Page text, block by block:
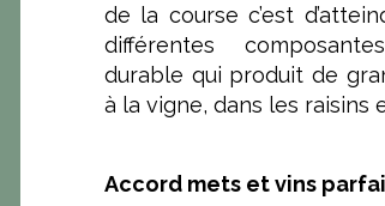
de la course c’est
différentes
durable qui produit de
à la vigne, dans les raisins
Accord mets et vins